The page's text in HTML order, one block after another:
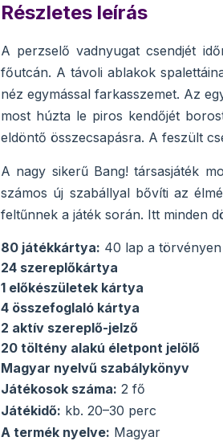
Részletes leírás
A perzselő vadnyugat csendjét
főutcán. A távoli ablakok
néz egymással farkasszemet. Az
most húzta le piros kendőjét
eldöntő összecsapásra. A feszült
A nagy sikerű Bang! társasjáték
számos új szabállyal bővíti az
feltűnnek a játék során. Itt minden
80 játékkártya: 40 lap a
24 szereplőkártya
1 előkészületek kártya
4 összefoglaló kártya
2 aktív szereplő-jelző
20 töltény alakú életpont jelölő
Magyar nyelvű szabálykönyv
Játékosok száma: 2 fő
Játékidő: kb. 20–30 perc
A termék nyelve: Magyar